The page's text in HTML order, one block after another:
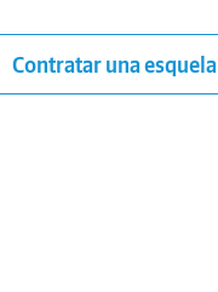
Contratar una esquela